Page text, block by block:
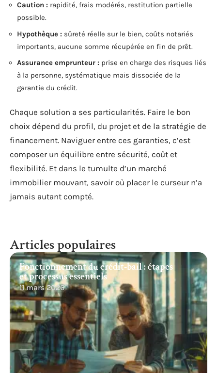
Caution : rapidité, frais modérés, restitution partielle
possible.
Hypothèque : sûreté réelle sur le bien, coûts notariés
importants, aucune somme récupérée en fin de prêt.
Assurance emprunteur : prise en charge des risques liés
à la personne, systématique mais dissociée de la
garantie du crédit.
Chaque solution a ses particularités. Faire le bon
choix dépend du profil, du projet et de la stratégie de
financement. Naviguer entre ces garanties, c’est
composer un équilibre entre sécurité, coût et
flexibilité. Et dans le tumulte d’un marché
immobilier mouvant, savoir où placer le curseur n’a
jamais autant compté.
Articles populaires
Fonctionnement du crédit-bail : étapes
et processus essentiels
11 mars 2026